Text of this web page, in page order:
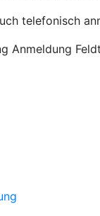
telefonisch